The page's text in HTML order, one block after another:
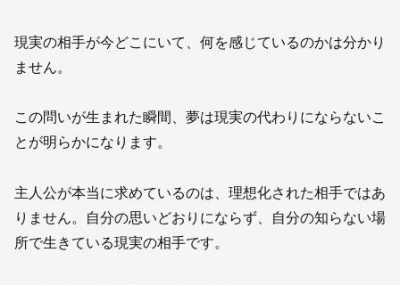
現実の相手が今どこにいて、何を感じているのかは分かり
ません。
この問いが生まれた瞬間、夢は現実の代わりにならないこ
とが明らかになります。
主人公が本当に求めているのは、理想化された相手ではあ
りません。自分の思いどおりにならず、自分の知らない場
所で生きている現実の相手です。